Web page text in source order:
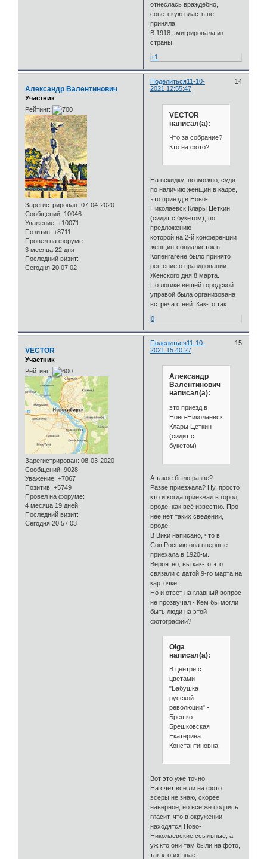
отнеслась враждебно,
советскую власть не
приняла.
В 1918 эмигрировала из
страны.
+1
Поделиться 14
11-10-
2021 12:55:47
Александр Валентинович
Участник
Рейтинг:
Зарегистрирован: 07-04-2020
Сообщений: 10046
Уважение: +10071
Позитив: +8711
Провел на форуме:
3 месяца 22 дня
Последний визит:
Сегодня 20:07:02
VECTOR
написал(а):
Что за собрание?
Кто на фото?
На вскидку: возможно, судя
по наличию женщин в кадре,
это приезд в Ново-
Николаевск Клары Цеткин
(сидит с букетом), по
предложению
которой на 2-й конференции
женщин-социалисток в
Копенгагене было принято
решение о праздновании
Женского дня 8 марта.
По логике вещей городской
управой была организована
встреча с ней. Как-то так.
0
Поделиться 15
11-10-
2021 15:40:27
VECTOR
Участник
Рейтинг:
Зарегистрирован: 08-03-2020
Сообщений: 9028
Уважение: +7067
Позитив: +5749
Провел на форуме:
4 месяца 19 дней
Последний визит:
Сегодня 20:57:03
Александр
Валентинович
написал(а):
это приезд в
Ново-Николаевск
Клары Цеткин
(сидит с
букетом)
А такое было разве?
Разве приезжала? Ну, просто
кто и когда приезжал в город,
вроде, как всё известно. Про
неё нет таких сведений,
вроде.
В Вики написано, что в
Сов.Россию она впервые
приехала в 1920-м.
Вероятно, вы как-то это
связали с датой 9-го марта на
карточке.
Но и ответ на главный вопрос
не прозвучал - Кем бы могли
быть люди на этой
фотографии?
Olga
написал(а):
В центре с
цветами
"Бабушка
русской
революции" -
Брешко-
Брешковская
Екатерина
Константиновна.
Вот это уже точно.
На счёт все ли на фото
эсеры не знаю, скорее
наверное, но всё же подпись
гласит, что в окружении
находятся Ново-
Николаевские ссыльные, а
уж кто они там были на фото,
так кто их знает.